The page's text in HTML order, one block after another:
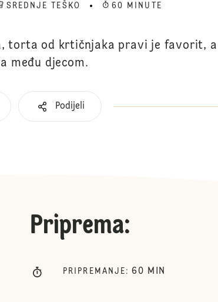
SREDNJE TEŠKO 60 MINUTE
torta od krtičnjaka pravi je favorit, a
među djecom.
Podijeli
Priprema:
PRIPREMANJE : 60 MIN